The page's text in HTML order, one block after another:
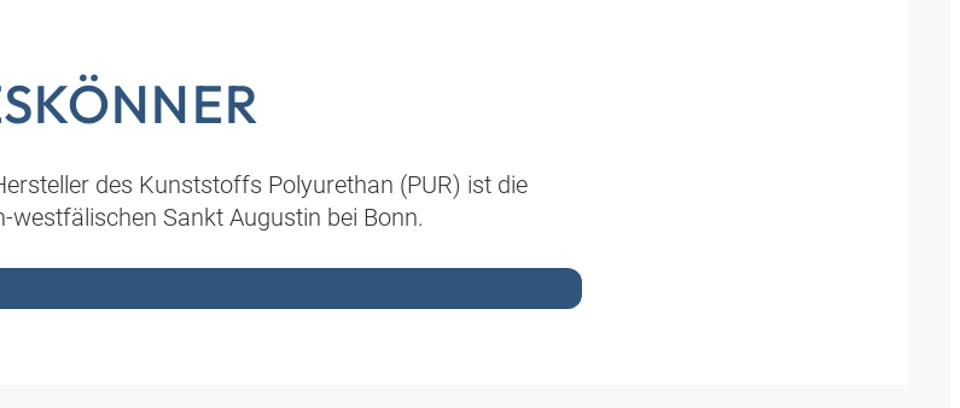
des Kunststoffs Polyurethan (PUR) ist die
westfälischen Sankt Augustin bei Bonn.